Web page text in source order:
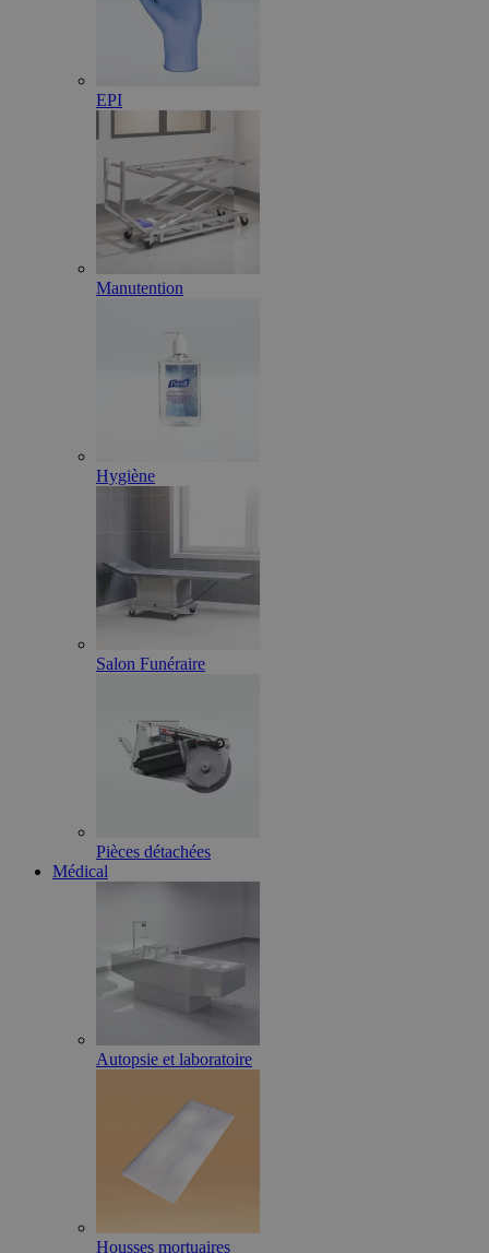
EPI
Manutention
Hygiène
Salon Funéraire
Pièces détachées
Médical
Autopsie et laboratoire
Housses mortuaires